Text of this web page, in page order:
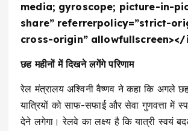
media; gyroscope; picture-in-
share” referrerpolicy=”strict-
cross-origin” allowfullscreen></
छह महीनों में दिखने लगेंगे परिणाम
रेल मंत्रालय अश्विनी वैष्णव ने कहा कि अगले
यात्रियों को साफ-सफाई और सेवा गुणवत्ता में
देने लगेगा। रेलवे का लक्ष्य है कि यात्री स्वयं